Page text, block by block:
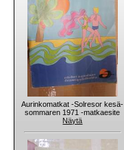
Aurinkomatkat -Solresor kesä-
sommaren 1971 -matkaesite
Näytä